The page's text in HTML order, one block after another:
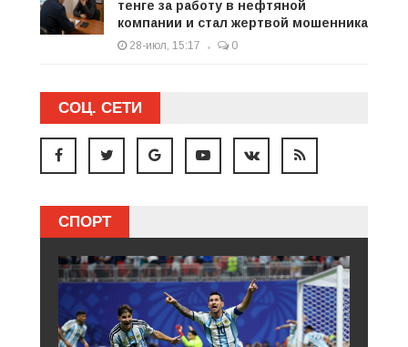
тенге за работу в нефтяной
компании и стал жертвой мошенника
28-июл, 15:17 0
СОЦ. СЕТИ
СПОРТ